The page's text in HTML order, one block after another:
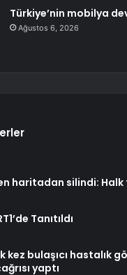
Türkiye’nin mobilya
Ağustos 6, 2026
haritadan silindi:
Tanıtıldı
kez bulaşıcı hastalık
yaptı